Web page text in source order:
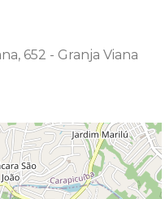
652 - Granja Viana